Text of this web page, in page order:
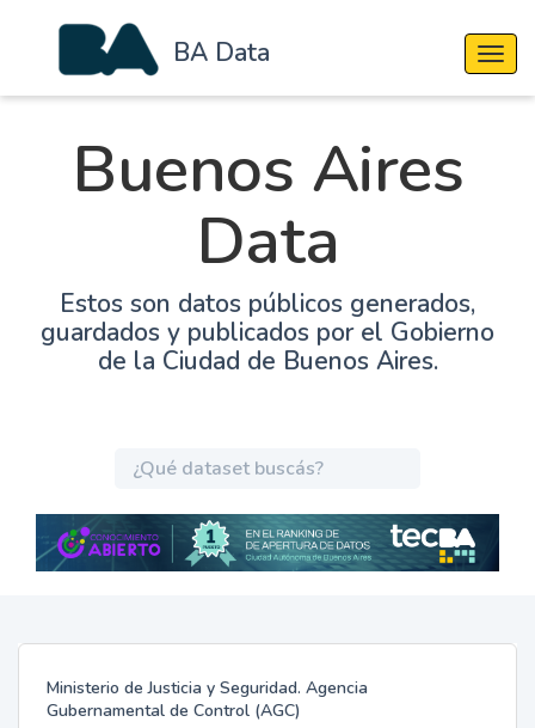
BA Data
Buenos Aires
Data
Estos son datos públicos generados,
guardados y publicados por el Gobierno
de la Ciudad de Buenos Aires.
Ministerio de Justicia y Seguridad. Agencia
Gubernamental de Control (AGC)